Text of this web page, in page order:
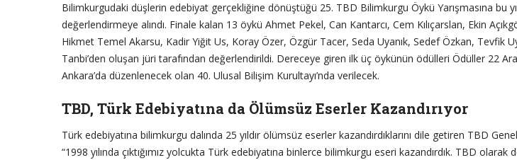
Bilimkurgudaki düşlerin edebiyat gerçekliğine dönüştüğü 25. TBD Bilimkurgu Öykü Yarışmasına bu
değerlendirmeye alındı. Finale kalan 13 öykü Ahmet Pekel, Can Kantarcı, Cem Kılıçarslan, Ekin
Hikmet Temel Akarsu, Kadir Yiğit Us, Koray Özer, Özgür Tacer, Seda Uyanık, Sedef Özkan, Tevfik
Tanbi’den oluşan jüri tarafından değerlendirildi. Dereceye giren ilk üç öykünün ödülleri Ödüller 22
Ankara’da düzenlenecek olan 40. Ulusal Bilişim Kurultayı’nda verilecek.
TBD, Türk Edebiyatına da Ölümsüz Eserler Kazandırıyor
Türk edebiyatına bilimkurgu dalında 25 yıldır ölümsüz eserler kazandırdıklarını dile getiren TBD
“1998 yılında çıktığımız yolcukta Türk edebiyatına binlerce bilimkurgu eseri kazandırdık. TBD olarak